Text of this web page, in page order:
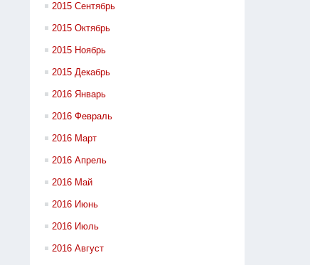
2015 Сентябрь
2015 Октябрь
2015 Ноябрь
2015 Декабрь
2016 Январь
2016 Февраль
2016 Март
2016 Апрель
2016 Май
2016 Июнь
2016 Июль
2016 Август